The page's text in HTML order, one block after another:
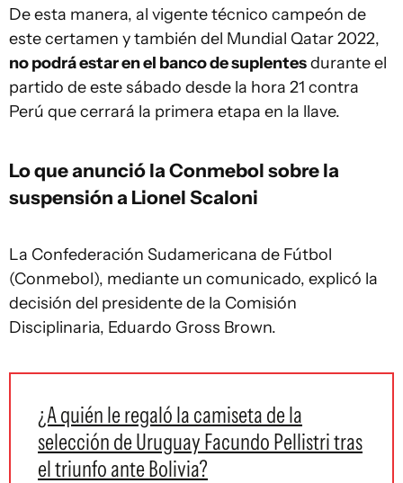
De esta manera, al vigente técnico campeón de
este certamen y también del Mundial Qatar 2022,
no podrá estar en el banco de suplentesdurante el
partido de este sábado desde la hora 21 contra
Perú que cerrará la primera etapa en la llave.
Lo que anunció laConmebolsobre la
suspensión a Lionel Scaloni
La Confederación Sudamericana de Fútbol
(Conmebol), mediante un comunicado, explicó la
decisión del presidente de la Comisión
Disciplinaria, Eduardo Gross Brown.
¿A quién le regaló la camiseta de la
selección de Uruguay Facundo Pellistri tras
el triunfo ante Bolivia?